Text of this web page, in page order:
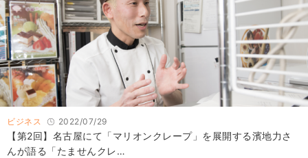
ビジネス 2022/07/29
【第2回】名古屋にて「マリオンクレープ」を展開する濱地力さ
んが語る「たませんクレ…